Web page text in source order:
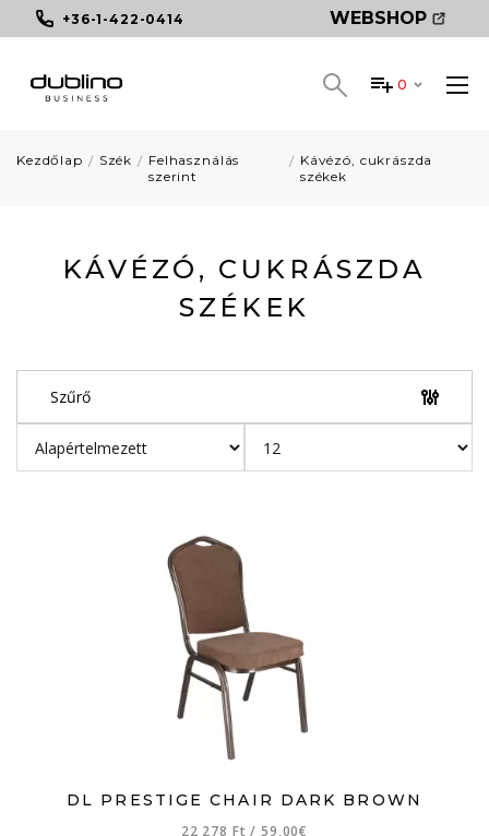
+36-1-422-0414 WEBSHOP
0
Kezdőlap Szék
Felhasználás
szerint
Kávézó, cukrászda
székek
KÁVÉZÓ, CUKRÁSZDA
SZÉKEK
Szűrő
DL PRESTIGE CHAIR DARK BROWN
22 278 Ft/ 59,00€